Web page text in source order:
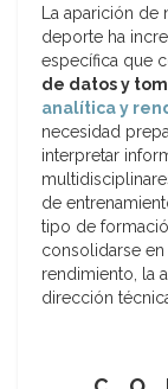
La aparición de
deporte ha
específica que
de datos y
analítica y
necesidad
interpretar
de
tipo de
consolidarse
rendimiento, la
dirección